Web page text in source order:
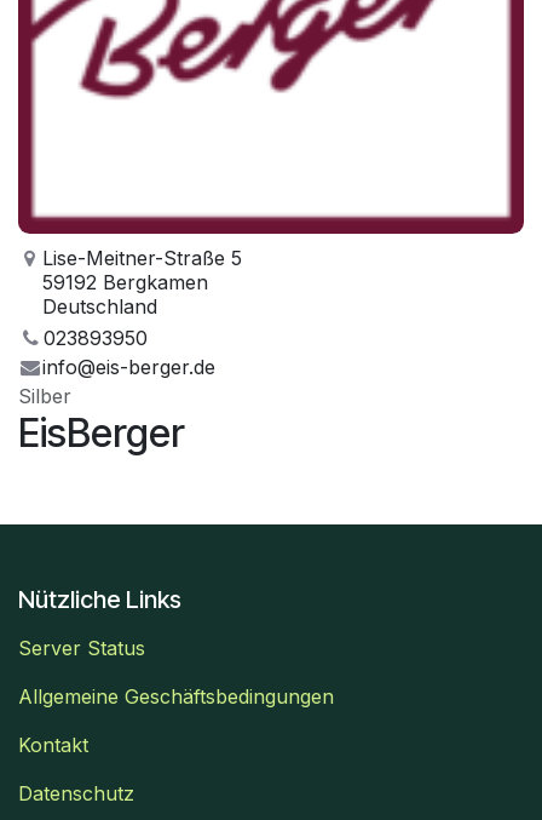
Lise-Meitner-Straße 5
59192 Bergkamen
Deutschland
023893950
info@eis-berger.de
Silber
EisBerger
Nützliche Links
Server Status
Allgemeine Geschäftsbedingungen
Kontakt
Datenschutz